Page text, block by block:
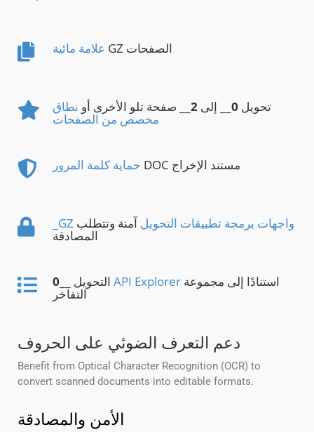
علامة مائية GZ الصفحات
تحويل 0 __ إلى 2 __ صفحة تلو الأخرى أو نطاق
مخصص من الصفحات
حماية كلمة المرور DOC مستند الإخراج
_GZ واجهات برمجة تطبيقات التحويل آمنة وتتطلب
المصادقة
0 API Explorer
التفاخر
دعم التعرف الضوئي على الحروف
Benefit from Optical Character Recognition (OCR) to
convert scanned documents into editable formats.
الأمن والمصادقة